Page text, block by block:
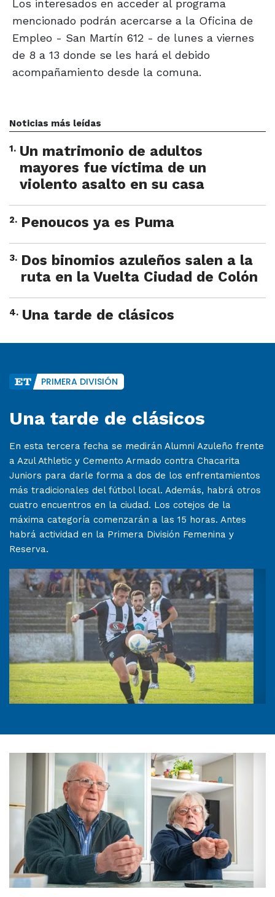
Los interesados en acceder al programa
mencionado podrán acercarse a la Oficina de
Empleo - San Martín 612 - de lunes a viernes
de 8 a 13 donde se les hará el debido
acompañamiento desde la comuna.
Noticias más leídas
1. Un matrimonio de adultos
mayores fue víctima de un
violento asalto en su casa
2. Penoucos ya es Puma
3. Dos binomios azuleños salen a la
ruta en la Vuelta Ciudad de Colón
4. Una tarde de clásicos
PRIMERA DIVISIÓN
Una tarde de clásicos
En esta tercera fecha se medirán Alumni Azuleño frente
a Azul Athletic y Cemento Armado contra Chacarita
Juniors para darle forma a dos de los enfrentamientos
más tradicionales del fútbol local. Además, habrá otros
cuatro encuentros en la ciudad. Los cotejos de la
máxima categoría comenzarán a las 15 horas. Antes
habrá actividad en la Primera División Femenina y
Reserva.